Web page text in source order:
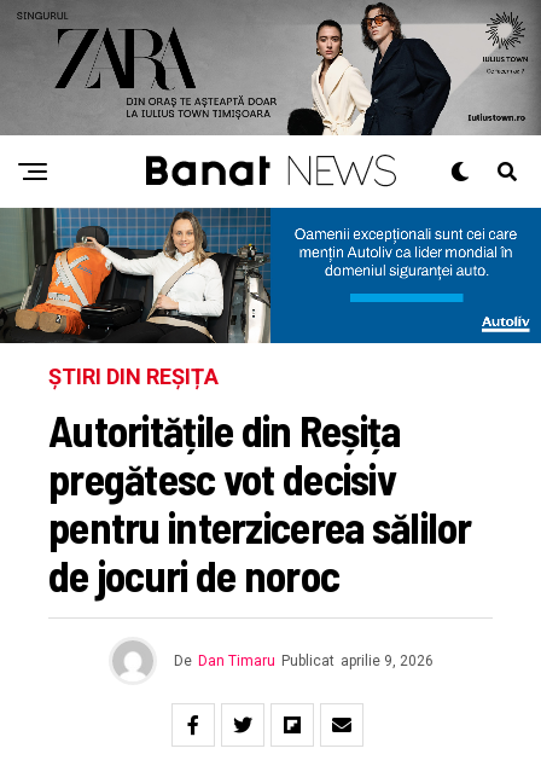
ȘTIRI DIN REȘIȚA
Autoritățile din Reșița
pregătesc vot decisiv
pentru interzicerea sălilor
de jocuri de noroc
De Dan Timaru Publicat aprilie 9, 2026